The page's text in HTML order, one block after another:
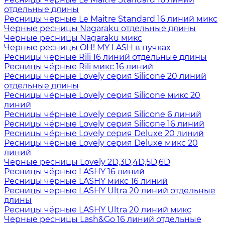
отдельные длины
Ресницы черные Le Maitre Standard 16 линий микс
Черные ресницы Nagaraku отдельные длины
Черные ресницы Nagaraku микс
Черные ресницы OH! MY LASH в пучках
Ресницы чёрные Rili 16 линий отдельные длины
Ресницы чёрные Rili микс 16 линий
Ресницы чёрные Lovely серия Silicone 20 линий
отдельные длины
Ресницы чёрные Lovely серия Silicone микс 20
линий
Ресницы чёрные Lovely серия Silicone 6 линий
Ресницы чёрные Lovely серия Silicone 16 линий
Ресницы чёрные Lovely серия Deluxe 20 линий
Ресницы чёрные Lovely серия Deluxe микс 20
линий
Черные ресницы Lovely 2D,3D,4D,5D,6D
Ресницы чёрные LASHY 16 линий
Ресницы чёрные LASHY микс 16 линий
Ресницы черные LASHY Ultra 20 линий отдельные
длины
Ресницы чёрные LASHY Ultra 20 линий микс
Черные ресницы Lash&Go 16 линий отдельные